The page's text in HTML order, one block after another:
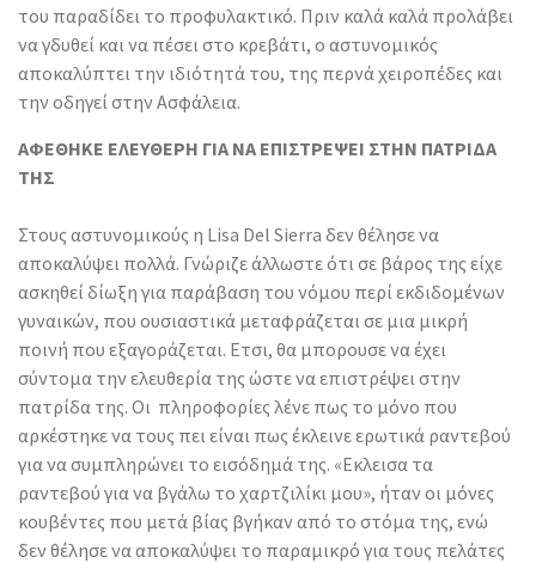
του παραδίδει το προφυλακτικό. Πριν καλά καλά προλάβει
να γδυθεί και να πέσει στο κρεβάτι, ο αστυνομικός
αποκαλύπτει την ιδιότητά του, της περνά χειροπέδες και
την οδηγεί στην Ασφάλεια.
ΑΦΕΘΗΚΕ ΕΛΕΥΘΕΡΗ ΓΙΑ ΝΑ ΕΠΙΣΤΡΕΨΕΙ ΣΤΗΝ ΠΑΤΡΙΔΑ
ΤΗΣ
Στους αστυνομικούς η Lisa Del Sierra δεν θέλησε να
αποκαλύψει πολλά. Γνώριζε άλλωστε ότι σε βάρος της είχε
ασκηθεί δίωξη για παράβαση του νόμου περί εκδιδομένων
γυναικών, που ουσιαστικά μεταφράζεται σε μια μικρή
ποινή που εξαγοράζεται. Ετσι, θα μπορουσε να έχει
σύντομα την ελευθερία της ώστε να επιστρέψει στην
πατρίδα της. Οι πληροφορίες λένε πως το μόνο που
αρκέστηκε να τους πει είναι πως έκλεινε ερωτικά ραντεβού
για να συμπληρώνει το εισόδημά της. «Εκλεισα τα
ραντεβού για να βγάλω το χαρτζιλίκι μου», ήταν οι μόνες
κουβέντες που μετά βίας βγήκαν από το στόμα της, ενώ
δεν θέλησε να αποκαλύψει το παραμικρό για τους πελάτες